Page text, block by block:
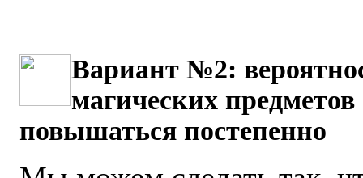
Вариант №2:
магических предметов
повышаться постепенно